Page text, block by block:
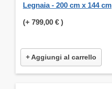
Legnaia - 200 cm x 144 cm
(+ 799,00 € )
+ Aggiungi al carrello